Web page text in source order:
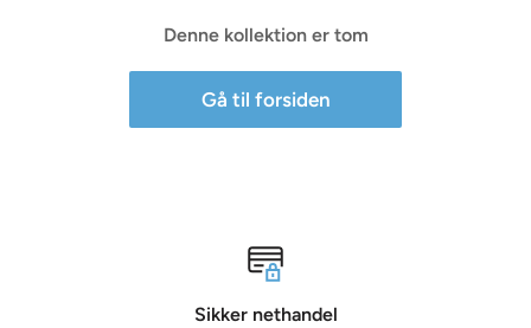
Denne kollektion er tom
Gå til forsiden
Sikker nethandel